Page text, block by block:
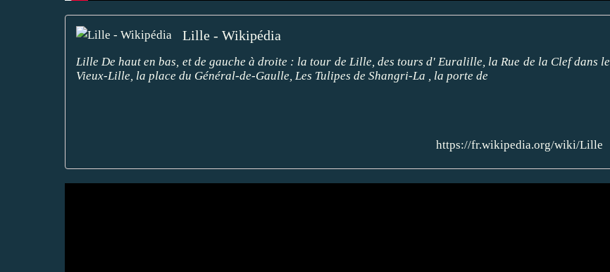
Lille - Wikipédia
Lille De haut en bas, et de gauche à droite : la tour de Lille, des tours d' Euralille, la Rue de la Clef dans le
Vieux-Lille, la place du Général-de-Gaulle, Les Tulipes de Shangri-La , la porte de
https://fr.wikipedia.org/wiki/Lille